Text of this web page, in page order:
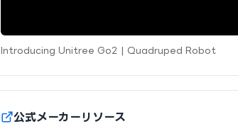
Introducing Unitree Go2 | Quadruped Robot
公式メーカーリソース